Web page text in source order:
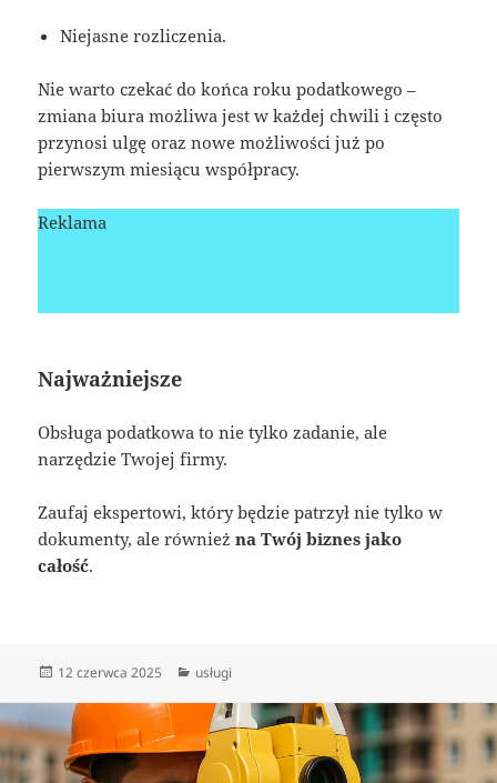
Niejasne rozliczenia.
Nie warto czekać do końca roku podatkowego –
zmiana biura możliwa jest w każdej chwili i często
przynosi ulgę oraz nowe możliwości już po
pierwszym miesiącu współpracy.
Reklama
Najważniejsze
Obsługa podatkowa to nie tylko zadanie, ale
narzędzie Twojej firmy.
Zaufaj ekspertowi, który będzie patrzył nie tylko w
dokumenty, ale równieżna Twój biznes jako
całość.
Data
12 czerwca 2025 Kategorie
usługi